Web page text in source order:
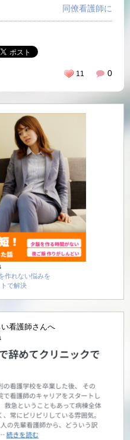
同僚看護師に
0
11
作れない悩みを
で解決
看護師さんへ